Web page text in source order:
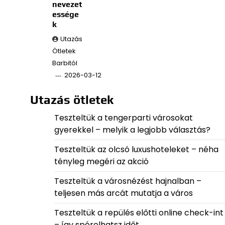
nevezet
essége
k
Utazás
Ötletek
Barbitól
2026-03-12
Utazás ötletek
Teszteltük a tengerparti városokat
gyerekkel – melyik a legjobb választás?
Teszteltük az olcsó luxushoteleket – néha
tényleg megéri az akció
Teszteltük a városnézést hajnalban –
teljesen más arcát mutatja a város
Teszteltük a repülés előtti online check-int